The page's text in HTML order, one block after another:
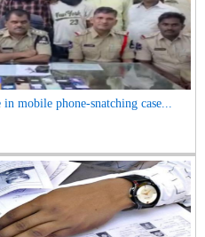
mobile phone-snatching case...